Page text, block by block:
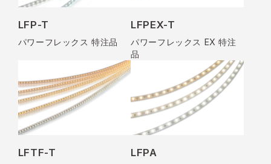
LFP-T
パワーフレックス 特注品
LFPEX-T
パワーフレックス EX 特注
品
LFTF-T LFPA